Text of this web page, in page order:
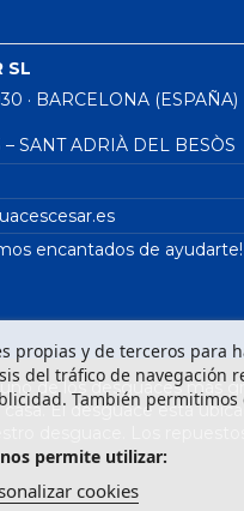
SL
· BARCELONA (ESPAÑA)
SANT ADRIÀ DEL BESÒS
encantados de ayudarte!
propias y de terceros
del tráfico de
También
permite utilizar:
cookies
de los desguaces más
El desguace está
desguace. Los